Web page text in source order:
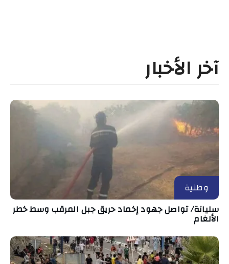
آخر الأخبار
وطنية
سليانة/ تواصل جهود إخماد حريق جبل المرقب وسط خطر
الألغام